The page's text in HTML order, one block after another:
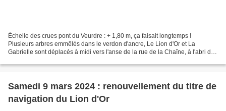
Échelle des crues pont du Veurdre : + 1,80 m, ça faisait longtemps !
Plusieurs arbres emmêlés dans le verdon d'ancre, Le Lion d'Or et La
Gabrielle sont déplacés à midi vers l'anse de la rue de la Chaîne, à l'abri du
Samedi 9 mars 2024 : renouvellement du titre de
navigation du Lion d'Or